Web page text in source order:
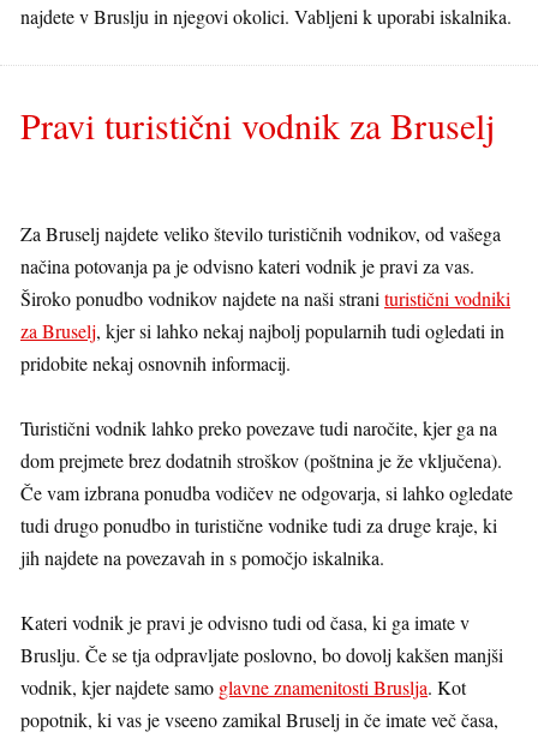
najdete v Bruslju in njegovi okolici. Vabljeni k uporabi iskalnika.
Pravi turistični vodnik za Bruselj
Za Bruselj najdete veliko število turističnih vodnikov, od vašega
načina potovanja pa je odvisno kateri vodnik je pravi za vas.
Široko ponudbo vodnikov najdete na naši strani turistični vodniki
za Bruselj, kjer si lahko nekaj najbolj popularnih tudi ogledati in
pridobite nekaj osnovnih informacij.
Turistični vodnik lahko preko povezave tudi naročite, kjer ga na
dom prejmete brez dodatnih stroškov (poštnina je že vključena).
Če vam izbrana ponudba vodičev ne odgovarja, si lahko ogledate
tudi drugo ponudbo in turistične vodnike tudi za druge kraje, ki
jih najdete na povezavah in s pomočjo iskalnika.
Kateri vodnik je pravi je odvisno tudi od časa, ki ga imate v
Bruslju. Če se tja odpravljate poslovno, bo dovolj kakšen manjši
vodnik, kjer najdete samo glavne znamenitosti Bruslja. Kot
popotnik, ki vas je vseeno zamikal Bruselj in če imate več časa,